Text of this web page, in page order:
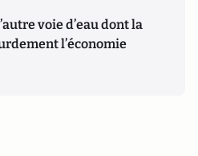
voie d’eau dont la
l’économie